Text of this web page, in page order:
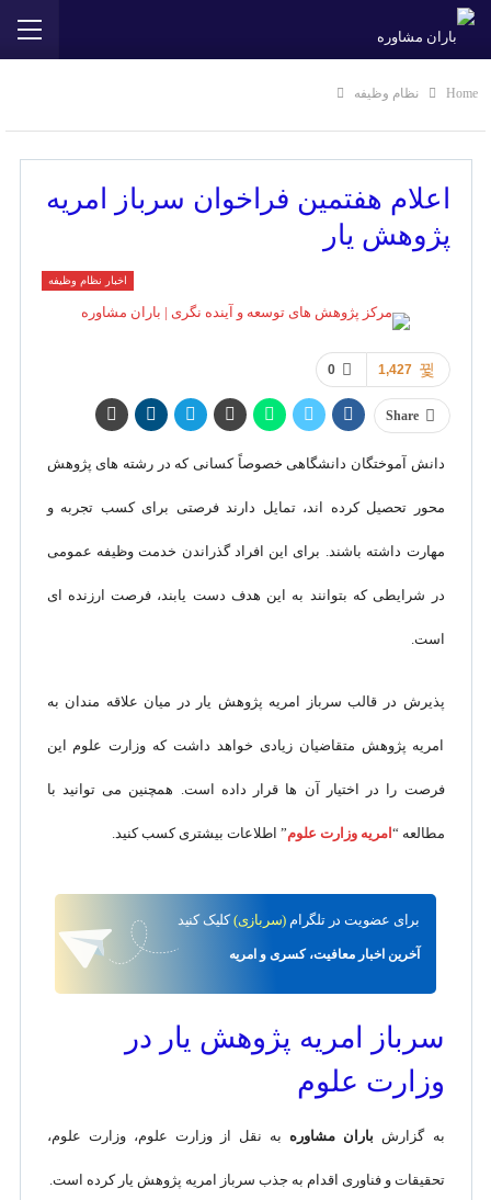
Home نظام وظیفه
اعلام هفتمین فراخوان سرباز امریه
پژوهش یار
اخبار نظام وظیفه
0 1,427
Share
دانش آموختگان دانشگاهی خصوصاً کسانی که در رشته های پژوهش
محور تحصیل کرده اند، تمایل دارند فرصتی برای کسب تجربه و
مهارت داشته باشند. برای این افراد گذراندن خدمت وظیفه عمومی
در شرایطی که بتوانند به این هدف دست یابند، فرصت ارزنده ای
است.
پذیرش در قالب سرباز امریه پژوهش یار در میان علاقه مندان به
امریه پژوهش متقاضیان زیادی خواهد داشت که وزارت علوم این
فرصت را در اختیار آن ها قرار داده است. همچنین می توانید با
مطالعه “ امریه وزارت علوم” اطلاعات بیشتری کسب کنید.
برای عضویت در تلگرام (سربازی) کلیک کنید
آخرین اخبار معافیت، کسری و امریه
سرباز امریه پژوهش یار در
وزارت علوم
به گزارش باران مشاوره به نقل از وزارت علوم، وزارت علوم،
تحقیقات و فناوری اقدام به جذب سرباز امریه پژوهش یار کرده است.